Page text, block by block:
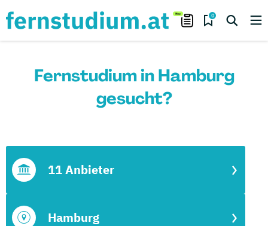
0
Fernstudium in Hamburg
gesucht?
Hamburg
11 Anbieter